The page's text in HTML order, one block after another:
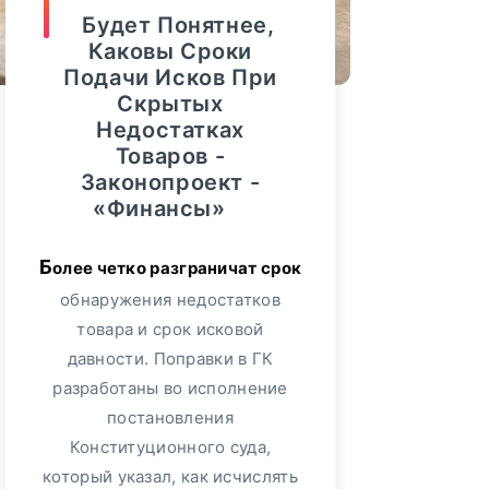
«Росгосстрах»,
проанализировав темпы роста
продаж полисов данного
сегмента. Больше всего спрос
увеличился...
ПОДРОБНЕЕ
30август, 2025
Финансовый
Совет На 30
Августа: Что
РосЕвроБанк
Новости Банков
Финансы 36815
Сбербанк
Альфа-Банк
Будет Понятнее,
Каковы Сроки
Подачи Исков При
Скрытых
Недостатках
Товаров -
Законопроект -
«Финансы»
Более четко разграничат срок
обнаружения недостатков
товара и срок исковой
давности. Поправки в ГК
разработаны во исполнение
постановления
Конституционного суда,
который указал, как исчислять